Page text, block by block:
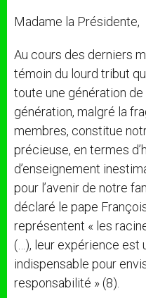
Madame la Présidente,
Au cours des derniers
témoin du lourd tribut
toute une génération
génération, malgré la
membres, constitue
précieuse, en termes
d’enseignement
pour l’avenir de notre
déclaré le pape
représentent « les
(…), leur expérience est
indispensable pour
responsabilité » (8).